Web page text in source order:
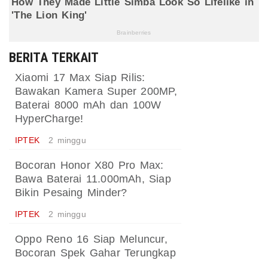
BERITA TERKAIT
Xiaomi 17 Max Siap Rilis:
Bawakan Kamera Super 200MP,
Baterai 8000 mAh dan 100W
HyperCharge!
IPTEK 2 minggu
Bocoran Honor X80 Pro Max:
Bawa Baterai 11.000mAh, Siap
Bikin Pesaing Minder?
IPTEK 2 minggu
Oppo Reno 16 Siap Meluncur,
Bocoran Spek Gahar Terungkap